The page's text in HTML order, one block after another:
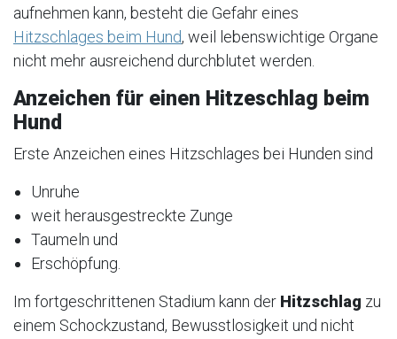
aufnehmen kann, besteht die Gefahr eines
Hitzschlages beim Hund, weil lebenswichtige Organe
nicht mehr ausreichend durchblutet werden.
Anzeichen für einen Hitzeschlag beim
Hund
Erste Anzeichen eines Hitzschlages bei Hunden sind
Unruhe
weit herausgestreckte Zunge
Taumeln und
Erschöpfung.
Im fortgeschrittenen Stadium kann der Hitzschlag zu
einem Schockzustand, Bewusstlosigkeit und nicht